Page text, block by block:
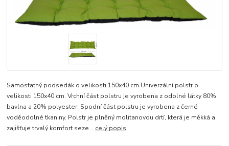
Samostatný podsedák o velikosti 150x40 cm.Univerzální polstr o
velikosti 150x40 cm. Vrchní část polstru je vyrobena z odolné látky 80%
bavlna a 20% polyester. Spodní část polstru je vyrobena z černé
voděodolné tkaniny. Polstr je plněný molitanovou drtí, která je měkká a
zajišťuje trvalý komfort seze... celý popis